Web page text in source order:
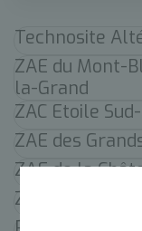
Technosite
ZAE du Mont-
la-Grand
ZAC Etoile
ZAE des
ZAE de la
ZAE de Borly /